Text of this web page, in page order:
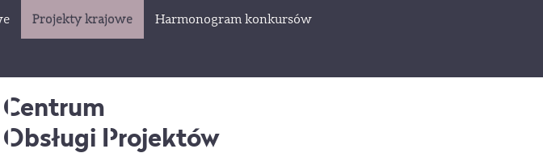
Projekty krajowe Harmonogram konkursów
Centrum
Obsługi Projektów